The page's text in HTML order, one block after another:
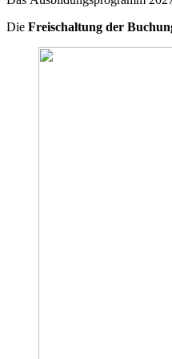
Die Freischaltung der